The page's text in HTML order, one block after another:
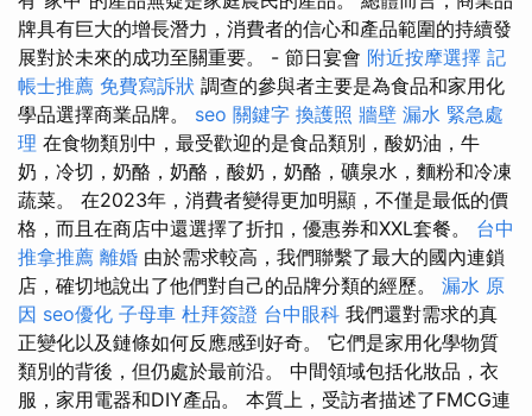
牌具有巨大的增長潛力，消費者的信心和產品範圍的持續發
展對於未來的成功至關重要。 - 節日宴會 附近按摩選擇 記
帳士推薦 免費寫訴狀 調查的參與者主要是為食品和家用化
學品選擇商業品牌。 seo 關鍵字 換護照 牆壁 漏水 緊急處
理 在食物類別中，最受歡迎的是食品類別，酸奶油，牛
奶，冷切，奶酪，奶酪，酸奶，奶酪，礦泉水，麵粉和冷凍
蔬菜。 在2023年，消費者變得更加明顯，不僅是最低的價
格，而且在商店中還選擇了折扣，優惠券和XXL套餐。 台中
推拿推薦 離婚 由於需求較高，我們聯繫了最大的國內連鎖
店，確切地說出了他們對自己的品牌分類的經歷。 漏水 原
因 seo優化 子母車 杜拜簽證 台中眼科 我們還對需求的真
正變化以及鏈條如何反應感到好奇。 它們是家用化學物質
類別的背後，但仍處於最前沿。 中間領域包括化妝品，衣
服，家用電器和DIY產品。 本質上，受訪者描述了FMCG連